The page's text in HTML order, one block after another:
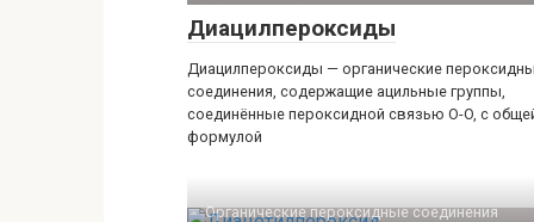
Диацилпероксиды
Диацилпероксиды — органические
соединения, содержащие ацильные группы,
соединённые пероксидной связью O-O, с
формулой
Органические пероксидные соединения‎